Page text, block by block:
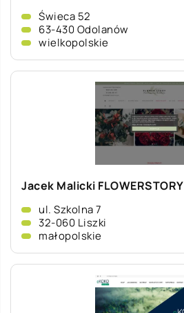
Świeca 52
63-430 Odolanów
wielkopolskie
Jacek Malicki FLOWERSTORY
ul. Szkolna 7
32-060 Liszki
małopolskie